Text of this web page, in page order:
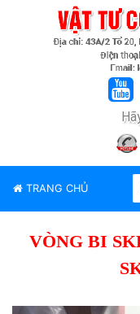
TRANG CHỦ
PHẨM
HIỆU
VÒNG BI